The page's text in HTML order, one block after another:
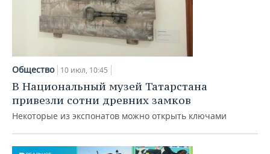
Общество 10 июл, 10:45
В Национальный музей Татарстана
привезли сотни древних замков
Некоторые из экспонатов можно открыть ключами